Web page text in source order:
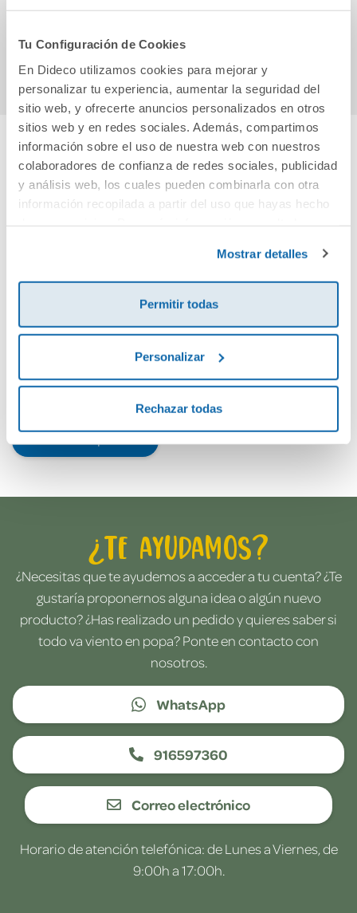
Tu Configuración de Cookies
En Dideco utilizamos cookies para mejorar y
personalizar tu experiencia, aumentar la seguridad del
sitio web, y ofrecerte anuncios personalizados en otros
sitios web y en redes sociales. Además, compartimos
información sobre el uso de nuestra web con nuestros
colaboradores de confianza de redes sociales, publicidad
y análisis web, los cuales pueden combinarla con otra
información recopilada a partir del uso que hayas hecho
Mostrar detalles
Permitir todas
Personalizar
Rechazar todas
Revuela.
Madrid
Comprar
Cuéntanos tu opinión
¡Sé el primero en valorar este producto!
Envía tu opinión
¿Te ayudamos?
¿Necesitas que te ayudemos a acceder a tu cuenta? ¿Te
gustaría proponernos alguna idea o algún nuevo
producto? ¿Has realizado un pedido y quieres saber si
todo va viento en popa? Ponte en contacto con
nosotros.
WhatsApp
916597360
Correo electrónico
Horario de atención telefónica: de Lunes a Viernes, de
9:00h a 17:00h.